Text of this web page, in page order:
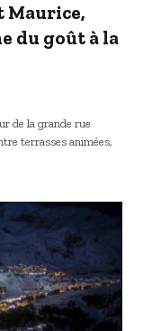
Maurice,
du goût à la
de la grande rue
terrasses animées,